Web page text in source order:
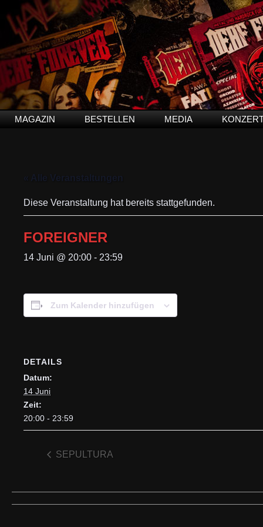
MAGAZIN BESTELLEN MEDIA
« Alle Veranstaltungen
Diese Veranstaltung hat bereits stattgefunden.
FOREIGNER
14 Juni @ 20:00 - 23:59
Zum Kalender hinzufügen
DETAILS
Datum:
14 Juni
Zeit:
20:00 - 23:59
SEPULTURA